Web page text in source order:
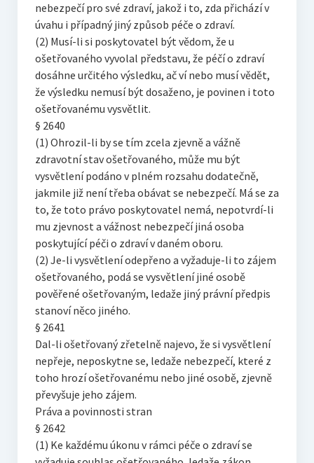
nebezpečí pro své zdraví, jakož i to, zda přichází v
úvahu i případný jiný způsob péče o zdraví.
(2) Musí-li si poskytovatel být vědom, že u
ošetřovaného vyvolal představu, že péčí o zdraví
dosáhne určitého výsledku, ač ví nebo musí vědět,
že výsledku nemusí být dosaženo, je povinen i toto
ošetřovanému vysvětlit.
§ 2640
(1) Ohrozil-li by se tím zcela zjevně a vážně
zdravotní stav ošetřovaného, může mu být
vysvětlení podáno v plném rozsahu dodatečně,
jakmile již není třeba obávat se nebezpečí. Má se za
to, že toto právo poskytovatel nemá, nepotvrdí-li
mu zjevnost a vážnost nebezpečí jiná osoba
poskytující péči o zdraví v daném oboru.
(2) Je-li vysvětlení odepřeno a vyžaduje-li to zájem
ošetřovaného, podá se vysvětlení jiné osobě
pověřené ošetřovaným, ledaže jiný právní předpis
stanoví něco jiného.
§ 2641
Dal-li ošetřovaný zřetelně najevo, že si vysvětlení
nepřeje, neposkytne se, ledaže nebezpečí, které z
toho hrozí ošetřovanému nebo jiné osobě, zjevně
převyšuje jeho zájem.
Práva a povinnosti stran
§ 2642
(1) Ke každému úkonu v rámci péče o zdraví se